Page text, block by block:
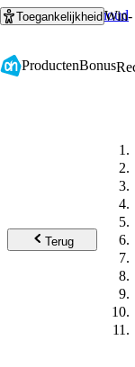
Ga naar hoofdinhoud
Ga naar zoeken
ToegankelijkheidWin-
ProductenBonus
Terug